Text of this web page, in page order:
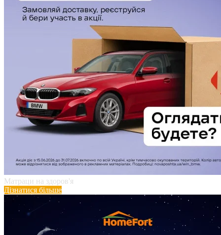
Матраци на здоров'я
Дізнатися більше